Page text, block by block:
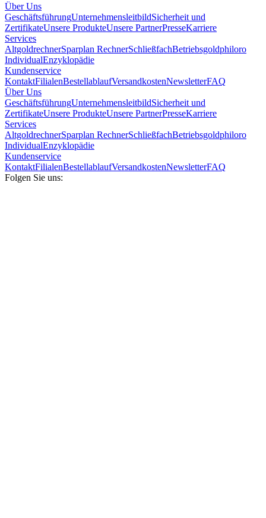
Über Uns
GeschäftsführungUnternehmensleitbildSicherheit und
ZertifikateUnsere ProdukteUnsere PartnerPresseKarriere
Services
AltgoldrechnerSparplan RechnerSchließfachBetriebsgoldphiloro
IndividualEnzyklopädie
Kundenservice
KontaktFilialenBestellablaufVersandkostenNewsletterFAQ
Über Uns
GeschäftsführungUnternehmensleitbildSicherheit und
ZertifikateUnsere ProdukteUnsere PartnerPresseKarriere
Services
AltgoldrechnerSparplan RechnerSchließfachBetriebsgoldphiloro
IndividualEnzyklopädie
Kundenservice
KontaktFilialenBestellablaufVersandkostenNewsletterFAQ
Folgen Sie uns: